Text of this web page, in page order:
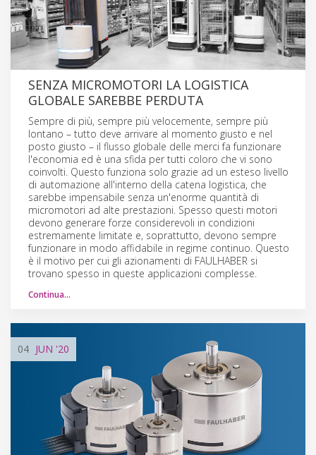
SENZA MICROMOTORI LA LOGISTICA
GLOBALE SAREBBE PERDUTA
Sempre di più, sempre più velocemente, sempre più
lontano – tutto deve arrivare al momento giusto e nel
posto giusto – il flusso globale delle merci fa funzionare
l'economia ed è una sfida per tutti coloro che vi sono
coinvolti. Questo funziona solo grazie ad un esteso livello
di automazione all'interno della catena logistica, che
sarebbe impensabile senza un'enorme quantità di
micromotori ad alte prestazioni. Spesso questi motori
devono generare forze considerevoli in condizioni
estremamente limitate e, soprattutto, devono sempre
funzionare in modo affidabile in regime continuo. Questo
è il motivo per cui gli azionamenti di FAULHABER si
trovano spesso in queste applicazioni complesse.
Continua…
04 JUN '20